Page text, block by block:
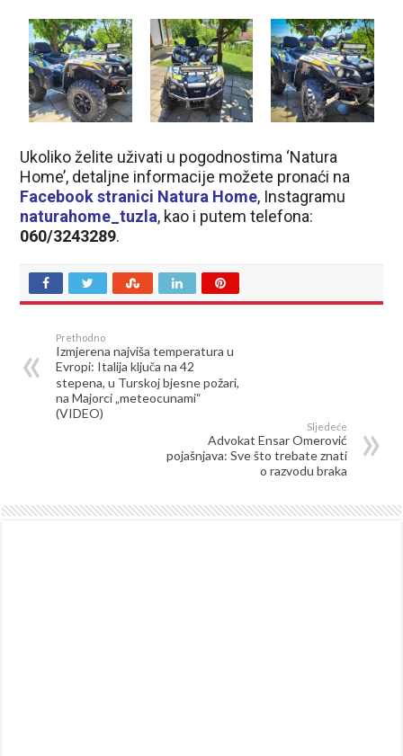
Ukoliko želite uživati u pogodnostima ‘Natura
Home’, detaljne informacije možete pronaći na
Facebook stranici Natura Home, Instagramu
naturahome_tuzla, kao i putem telefona:
060/3243289.
Prethodno
Izmjerena najviša temperatura u
Evropi: Italija ključa na 42
stepena, u Turskoj bjesne požari,
na Majorci „meteocunami“
(VIDEO)
Sljedeće
Advokat Ensar Omerović
pojašnjava: Sve što trebate znati
o razvodu braka